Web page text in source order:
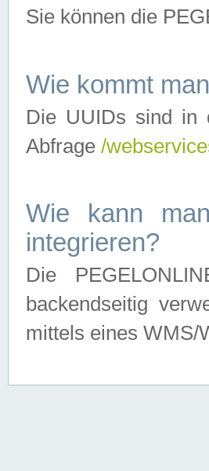
Sie können die
Wie kommt
Die UUIDs sind in
Abfrage /
Wie kann
integrieren?
Die
backendseitig
mittels eines WMS/